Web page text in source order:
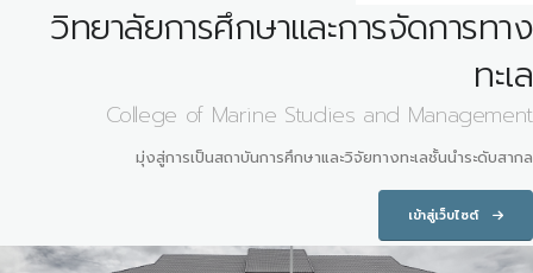
วิทยาลัยการศึกษาและการจัดการทาง
ทะเล
College of Marine Studies and Management
มุ่งสู่การเป็นสถาบันการศึกษาและวิจัยทางทะเลชั้นนำระดับสากล
เข้าสู่เว็บไซต์